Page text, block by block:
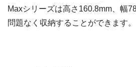
Maxシリーズは高さ160.8mm、幅
問題なく収納することができます。